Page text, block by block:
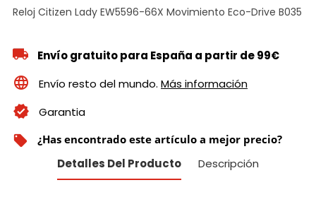
Reloj Citizen Lady EW5596-66X Movimiento Eco-Drive B035
Envío gratuito para España a partir de 99€
Envío resto del mundo. Más información
Garantia
local_offer ¿Has encontrado este artículo a mejor precio?
Detalles Del Producto Descripción